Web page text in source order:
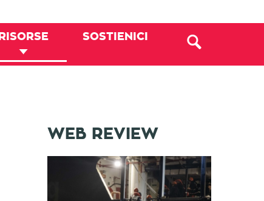
RISORSE SOSTIENICI
WEB REVIEW